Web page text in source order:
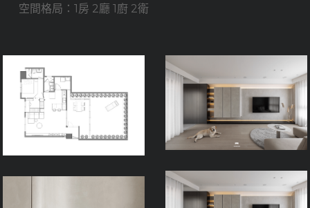
Column
Process
FAQ
空間格局：1房 2廳 1廚 2衛